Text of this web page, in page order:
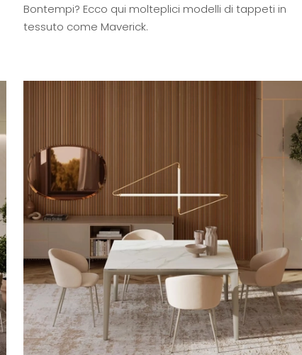
Bontempi? Ecco qui molteplici modelli di tappeti in
tessuto come Maverick.